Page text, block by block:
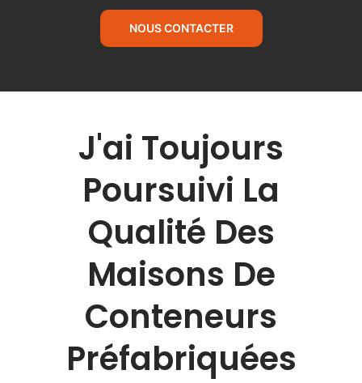
NOUS CONTACTER
J'ai Toujours
Poursuivi La
Qualité Des
Maisons De
Conteneurs
Préfabriquées